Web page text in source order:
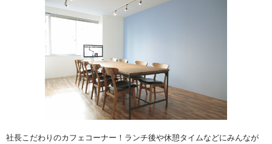
社長こだわりのカフェコーナー！ランチ後や休憩タイムなどにみんなが